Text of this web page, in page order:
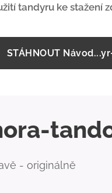
tandyru ke stažení
STÁHNOUT
- originálně